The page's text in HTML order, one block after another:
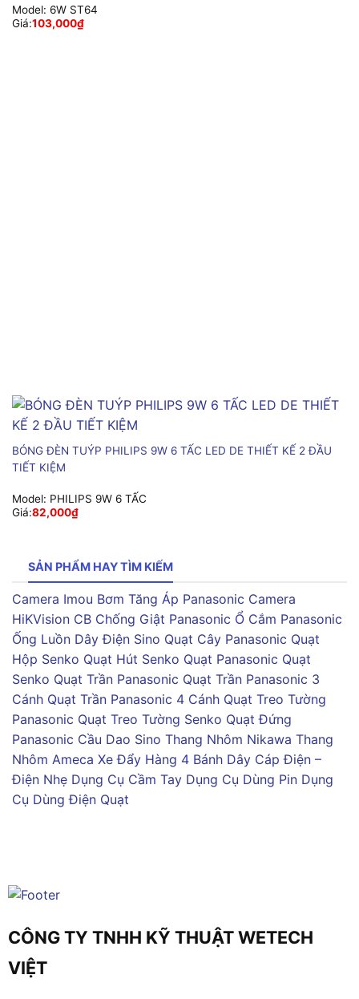
Model: 6W ST64
Giá:103,000₫
BÓNG ĐÈN TUÝP PHILIPS 9W 6 TẤC LED DE THIẾT KẾ 2 ĐẦU
TIẾT KIỆM
Model: PHILIPS 9W 6 TẤC
Giá:82,000₫
SẢN PHẨM HAY TÌM KIẾM
Camera Imou Bơm Tăng Áp Panasonic Camera
HiKVision CB Chống Giật Panasonic Ổ Cắm Panasonic
Ống Luồn Dây Điện Sino Quạt Cây Panasonic Quạt
Hộp Senko Quạt Hút Senko Quạt Panasonic Quạt
Senko Quạt Trần Panasonic Quạt Trần Panasonic 3
Cánh Quạt Trần Panasonic 4 Cánh Quạt Treo Tường
Panasonic Quạt Treo Tường Senko Quạt Đứng
Panasonic Cầu Dao Sino Thang Nhôm Nikawa Thang
Nhôm Ameca Xe Đẩy Hàng 4 Bánh Dây Cáp Điện –
Điện Nhẹ Dụng Cụ Cầm Tay Dụng Cụ Dùng Pin Dụng
Cụ Dùng Điện Quạt
CÔNG TY TNHH KỸ THUẬT WETECH
VIỆT